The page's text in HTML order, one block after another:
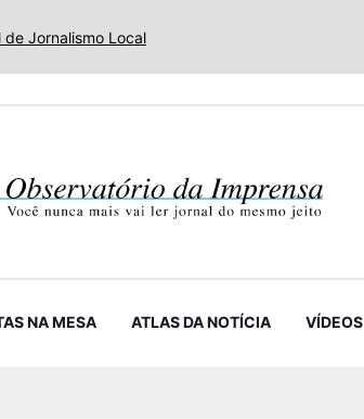
de Jornalismo Local
NA MESA ATLAS DA NOTÍCIA VÍDEOS